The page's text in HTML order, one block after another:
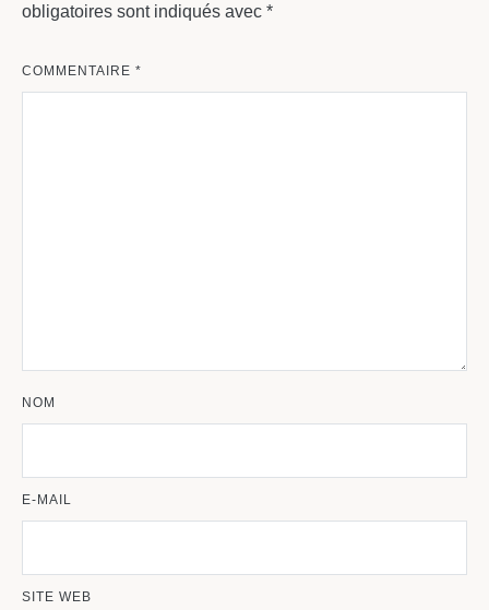
obligatoires sont indiqués avec *
COMMENTAIRE *
NOM
E-MAIL
SITE WEB